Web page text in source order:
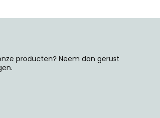
producten? Neem dan gerust